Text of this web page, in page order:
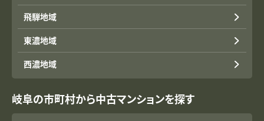
飛騨地域
東濃地域
西濃地域
岐阜の市町村から中古マンションを探す